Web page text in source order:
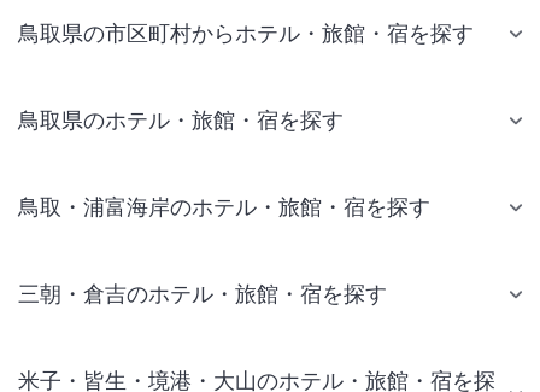
鳥取県の市区町村からホテル・旅館・宿を探す
鳥取県のホテル・旅館・宿を探す
鳥取・浦富海岸のホテル・旅館・宿を探す
三朝・倉吉のホテル・旅館・宿を探す
米子・皆生・境港・大山のホテル・旅館・宿を探